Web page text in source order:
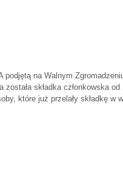
na Walnym
składka członkowska
które już przelały składkę w